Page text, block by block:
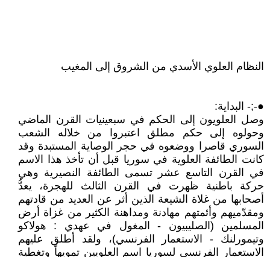
النظام العلوي الأسدي من الشروق إلى المغيب
●-;- البداية:
وصل العلويون إلى الحكم في سبعينيات القرن الماضي
وحولوه إلى حكم مطلق اعتبروا من خلاله الشعب
السوري قاصرا ووضعوه في حجر الوصاية المستبدة وقد
كانت الطائفة العلوية في سوريا قبل أن تأخذ هذا الاسم
في القرن التاسع عشر تسمى الطائفة النصيرية وهي
حركة باطنية ظهرت في القرن الثالث للهجرة، يعدُّ
أصحابها من غلاة الشيعة الذين أثر عن العديد من قادتهم
ومقدّميهم وأئمتهم مهادنة ومداهنة الكثير من غزاة أرض
المسلمين (الصليبيون - المغول في عهدي : هولاكو
وتيمورلنك - الاستعمار الفرنسي)، ولقد أطلق عليهم
الاستعمار الفرنسي لسوريا اسم العلويين تمويهاً وتغطية